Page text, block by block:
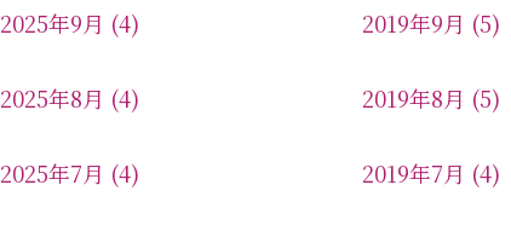
2025年9月 (4)
2025年8月 (4)
2025年7月 (4)
2019年9月 (5)
2019年8月 (5)
2019年7月 (4)